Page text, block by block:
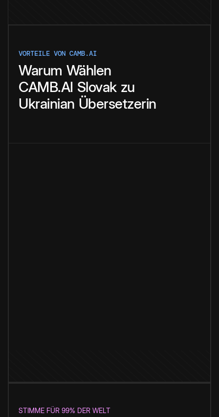
VORTEILE VON CAMB.AI
Warum Wählen
CAMB.AI Slovak zu
Ukrainian Übersetzerin
STIMME FÜR 99% DER WELT